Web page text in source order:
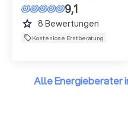
9,1
grade 8 Bewertungen
Kostenlose Erstberatung
Alle Energieberater